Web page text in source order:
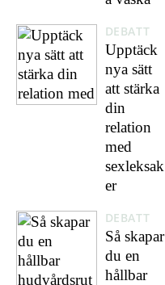
DEBATT
Upptäck
nya sätt
att stärka
din
relation
med
sexleksak
er
DEBATT
Så skapar
du en
hållbar